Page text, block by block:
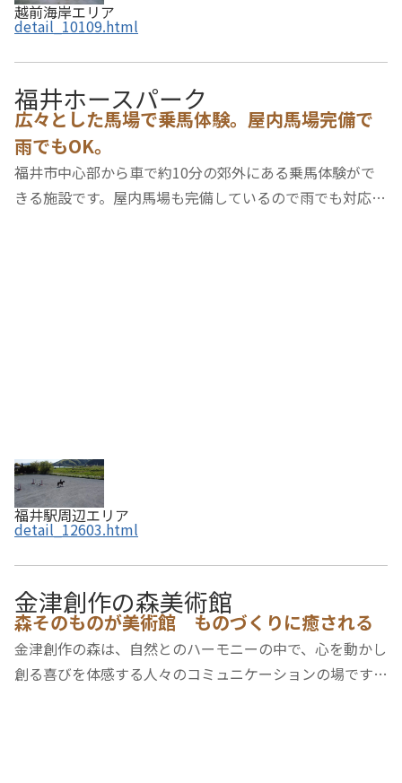
越前海岸エリア
detail_10109.html
福井ホースパーク
広々とした馬場で乗馬体験。屋内馬場完備で
雨でもOK。
福井市中心部から車で約10分の郊外にある乗馬体験がで
きる施設です。屋内馬場も完備しているので雨でも対応
福井駅周辺エリア
detail_12603.html
金津創作の森美術館
森そのものが美術館 ものづくりに癒される
金津創作の森は、自然とのハーモニーの中で、心を動かし
創る喜びを体感する人々のコミュニケーションの場です。